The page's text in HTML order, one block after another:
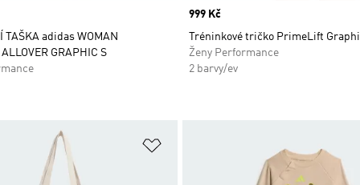
TAŠKA adidas WOMAN
GRAPHIC S
Price
999 Kč
Tréninkové tričko PrimeLift
Ženy Performance
2 barvy/ev
přání